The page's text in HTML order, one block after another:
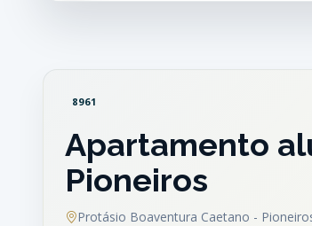
8961
Apartamento
Pioneiros
Protásio Boaventura Caetano -